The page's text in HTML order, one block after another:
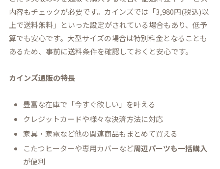
内容もチェックが必要です。カインズでは「3,980円(税込)以
上で送料無料」といった設定がされている場合もあり、低予
算でも安心です。大型サイズの場合は特別料金となることも
あるため、事前に送料条件を確認しておくと安心です。
カインズ通販の特長
豊富な在庫で「今すぐ欲しい」を叶える
クレジットカードや様々な決済方法に対応
家具・家電など他の関連商品もまとめて買える
こたつヒーターや専用カバーなど周辺パーツも一括購入
が便利